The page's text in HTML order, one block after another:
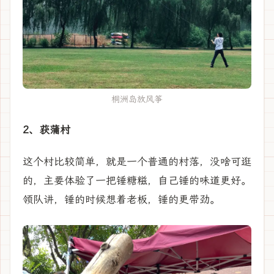
桐洲岛放风筝
2、获蒲村
这个村比较简单，就是一个普通的村落，没啥可逛
的，主要体验了一把锤糖糍，自己锤的味道更好。
领队讲，锤的时候想着老板，锤的更带劲。